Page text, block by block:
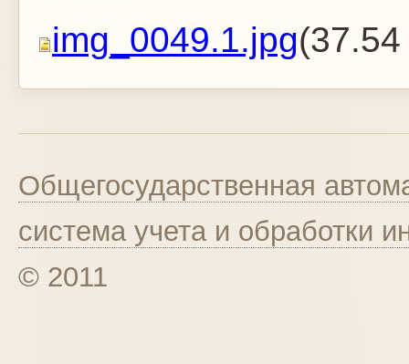
img_0049.1.jpg
Общегосударственная
система учета и обработки
© 2011